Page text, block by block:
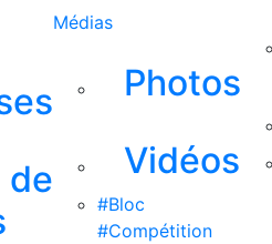
de
Médias
Photos
Vidéos
#Bloc
#Compétition